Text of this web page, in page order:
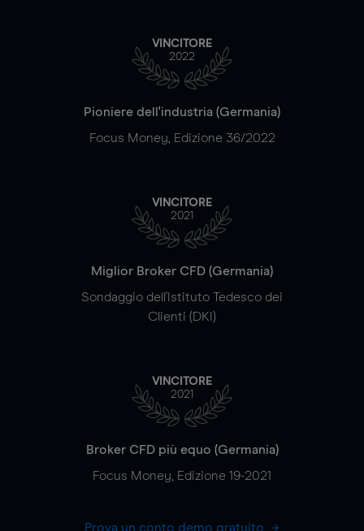
VINCITORE
2022
Pioniere dell'industria (Germania)
Focus Money, Edizione 36/2022
VINCITORE
2021
Miglior Broker CFD (Germania)
Sondaggio dell'Istituto Tedesco dei
Clienti (DKI)
VINCITORE
2021
Broker CFD più equo (Germania)
Focus Money, Edizione 19-2021
Prova un conto demo gratuito